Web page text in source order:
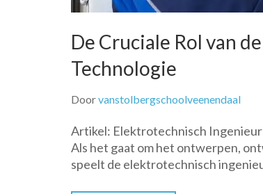
De Cruciale Rol van
Technologie
Doorvanstolbergschoolveenendaal
Artikel: Elektrotechnisch
Als het gaat om het ontwerpen,
speelt de elektrotechnisch